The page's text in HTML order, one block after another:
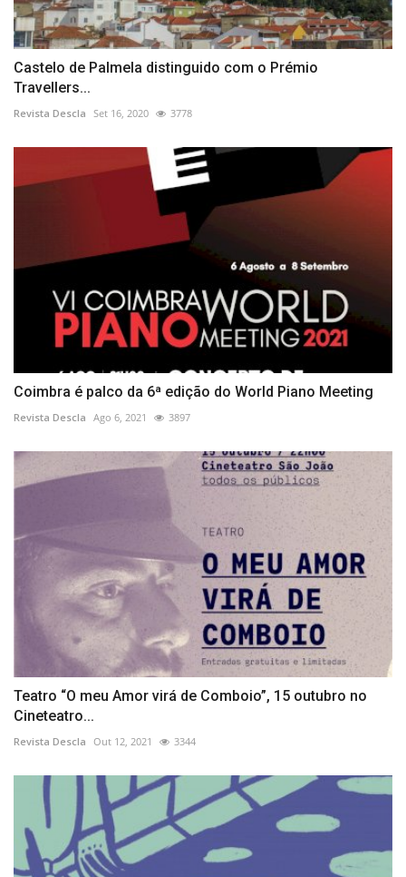
Castelo de Palmela distinguido com o Prémio
Travellers...
Revista Descla Set 16, 2020 3778
Coimbra é palco da 6ª edição do World Piano Meeting
Revista Descla Ago 6, 2021 3897
Teatro “O meu Amor virá de Comboio”, 15 outubro no
Cineteatro...
Revista Descla Out 12, 2021 3344